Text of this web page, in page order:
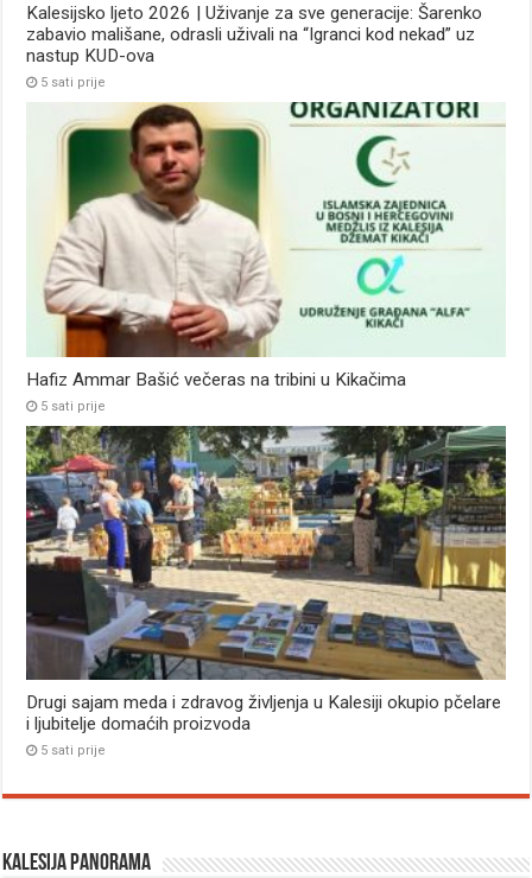
Kalesijsko ljeto 2026 | Uživanje za sve generacije: Šarenko
zabavio mališane, odrasli uživali na “Igranci kod nekad” uz
nastup KUD-ova
5 sati prije
Hafiz Ammar Bašić večeras na tribini u Kikačima
5 sati prije
Drugi sajam meda i zdravog življenja u Kalesiji okupio pčelare
i ljubitelje domaćih proizvoda
5 sati prije
Kalesija panorama